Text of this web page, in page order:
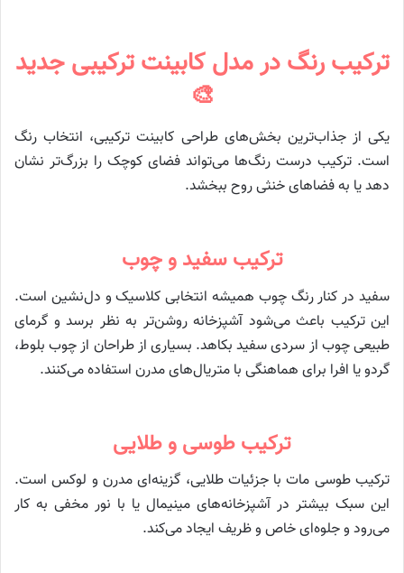
ترکیب رنگ در مدل کابینت ترکیبی جدید
🎨
یکی از جذاب‌ترین بخش‌های طراحی کابینت ترکیبی، انتخاب رنگ
است. ترکیب درست رنگ‌ها می‌تواند فضای کوچک را بزرگ‌تر نشان
دهد یا به فضاهای خنثی روح ببخشد.
ترکیب سفید و چوب
سفید در کنار رنگ چوب همیشه انتخابی کلاسیک و دل‌نشین است.
این ترکیب باعث می‌شود آشپزخانه روشن‌تر به نظر برسد و گرمای
طبیعی چوب از سردی سفید بکاهد. بسیاری از طراحان از چوب بلوط،
گردو یا افرا برای هماهنگی با متریال‌های مدرن استفاده می‌کنند.
ترکیب طوسی و طلایی
ترکیب طوسی مات با جزئیات طلایی، گزینه‌ای مدرن و لوکس است.
این سبک بیشتر در آشپزخانه‌های مینیمال یا با نور مخفی به کار
می‌رود و جلوه‌ای خاص و ظریف ایجاد می‌کند.